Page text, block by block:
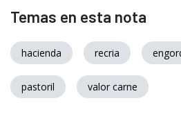
Temas en esta nota
hacienda recria
pastoril valor carne